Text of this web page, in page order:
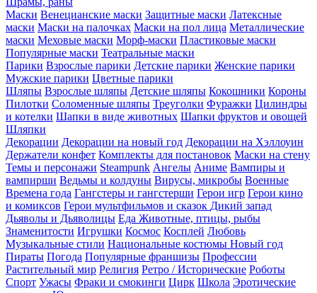
Маски Венецианские маски Защитные маски Латексные
маски Маски на палочках Маски на пол лица Металлические
маски Меховые маски Морф-маски Пластиковые маски
Популярные маски Театральные маски
Парики Взрослые парики Детские парики Женские парики
Мужские парики Цветные парики
Шляпы Взрослые шляпы Детские шляпы Кокошники Короны
Пилотки Соломенные шляпы Треуголки Фуражки Цилиндры
и котелки Шапки в виде животных Шапки фруктов и овощей
Шляпки
Декорации Декорации на новый год Декорации на Хэллоуин
Держатели конфет Комплекты для постановок Маски на стену
Темы и персонажи Steampunk Ангелы Аниме Вампиры и
вампирши Ведьмы и колдуны Вирусы, микробы Военные
Времена года Гангстеры и гангстерши Герои игр Герои кино
и комиксов Герои мультфильмов и сказок Дикий запад
Дьяволы и Дьяволицы Еда Животные, птицы, рыбы
Знаменитости Игрушки Космос Косплей Любовь
Музыкальные стили Национальные костюмы Новый год
Пираты Погода Популярные франшизы Профессии
Растительный мир Религия Ретро / Исторические Роботы
Спорт Ужасы Фраки и смокинги Цирк Школа Эротические